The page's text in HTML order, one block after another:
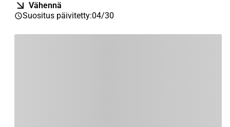
Vähennä
Suositus päivitetty:04/30